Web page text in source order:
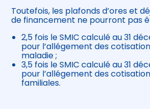
Toutefois, les plafonds d’ores et
de financement ne pourront pas
2,5 fois le SMIC calculé au 31
pour l’allégement des
maladie ;
3,5 fois le SMIC calculé au 31
pour l’allégement des
familiales.